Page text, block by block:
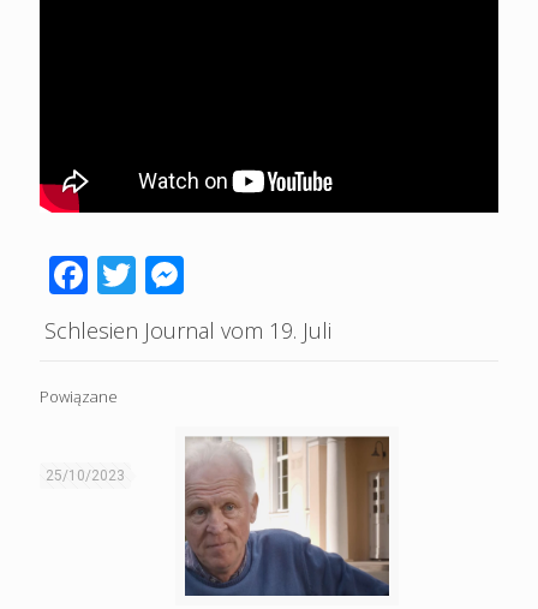
Facebook
Twitter
Schlesien Journal vom 19. Juli
Powiązane
25/10/2023